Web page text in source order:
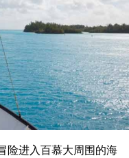
险进入百慕大周围的海